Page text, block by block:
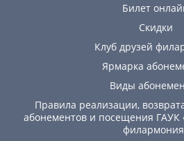
Билет
Скидки
Клуб друзей
Ярмарка
Виды
Правила реализации,
абонементов и посещения ГАУК